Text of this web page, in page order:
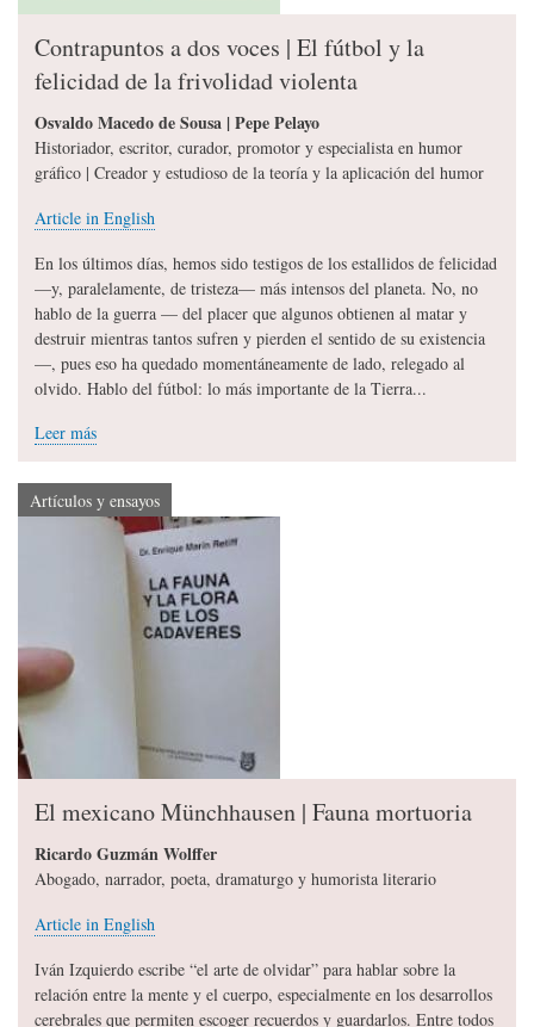
Contrapuntos a dos voces | El fútbol y la
felicidad de la frivolidad violenta
Osvaldo Macedo de Sousa | Pepe Pelayo
Historiador, escritor, curador, promotor y especialista en humor
gráfico | Creador y estudioso de la teoría y la aplicación del humor
Article in English
En los últimos días, hemos sido testigos de los estallidos de felicidad
—y, paralelamente, de tristeza— más intensos del planeta. No, no
hablo de la guerra — del placer que algunos obtienen al matar y
destruir mientras tantos sufren y pierden el sentido de su existencia
—, pues eso ha quedado momentáneamente de lado, relegado al
olvido. Hablo del fútbol: lo más importante de la Tierra...
Leer más
Artículos y ensayos
El mexicano Münchhausen | Fauna mortuoria
Ricardo Guzmán Wolffer
Abogado, narrador, poeta, dramaturgo y humorista literario
Article in English
Iván Izquierdo escribe “el arte de olvidar” para hablar sobre la
relación entre la mente y el cuerpo, especialmente en los desarrollos
cerebrales que permiten escoger recuerdos y guardarlos. Entre todos